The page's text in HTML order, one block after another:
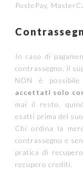
PostePay,
In caso di
contrassegno, il
NON è possibile
accettati solo
mai il resto,
esatti prima del
Chi ordina la
contrassegno e
pratica di
recupero crediti.